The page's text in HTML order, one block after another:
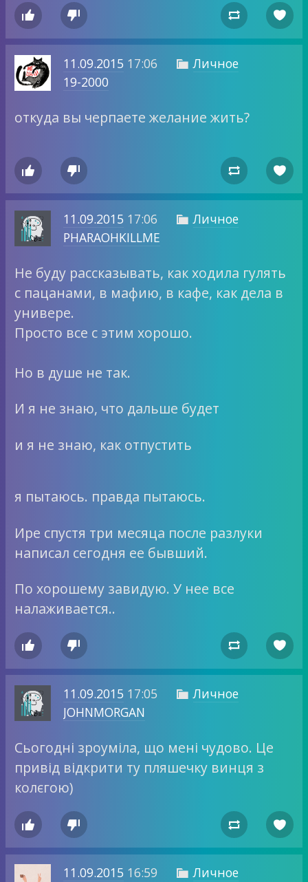
   
11.09.2015 17:06  Личное
19-2000
откуда вы черпаете желание жить?
   
11.09.2015 17:06  Личное
PHARAOHKILLME
Не буду рассказывать, как ходила гулять
с пацанами, в мафию, в кафе, как дела в
универе.
Просто все с этим хорошо.
Но в душе не так.
И я не знаю, что дальше будет
и я не знаю, как отпустить
я пытаюсь. правда пытаюсь.
Ире спустя три месяца после разлуки
написал сегодня ее бывший.
По хорошему завидую. У нее все
налаживается..
   
11.09.2015 17:05  Личное
JOHNMORGAN
Сьогодні зроуміла, що мені чудово. Це
привід відкрити ту пляшечку винця з
колєгою)
   
11.09.2015 16:59  Личное